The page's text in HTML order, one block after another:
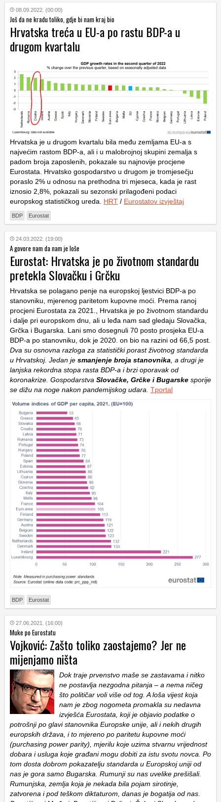
08.09.2022. (00:00)
Još da ne kradu toliko, gdje bi nam kraj bio
Hrvatska treća u EU-a po rastu BDP-a u
drugom kvartalu
Hrvatska je u drugom kvartalu bila među zemljama EU-a s
najvećim rastom BDP-a, ali i u malobrojnoj skupini zemalja s
padom broja zaposlenih, pokazale su najnovije procjene
Eurostata. Hrvatsko gospodarstvo u drugom je tromjesečju
poraslo 2% u odnosu na prethodna tri mjeseca, kada je rast
iznosio 2,8%, pokazali su sezonski prilagođeni podaci
europskog statističkog ureda. HRT / Eurostatov izvještaj
BDP Eurostat
24.03.2022. (19:00)
A govore nam da nam je loše
Eurostat: Hrvatska je po životnom standardu
pretekla Slovačku i Grčku
Hrvatska se polagano penje na europskoj ljestvici BDP-a po
stanovniku, mjerenog paritetom kupovne moći. Prema ranoj
procjeni Eurostata za 2021., Hrvatska je po životnom standardu
i dalje pri europskom dnu, ali u leđa nam sad gledaju Slovačka,
Grčka i Bugarska. Lani smo dosegnuli 70 posto prosjeka EU-a
BDP-a po stanovniku, dok je 2020. on bio na razini od 66,5 post.
Dva su osnovna razloga za statistički porast životnog standarda
u Hrvatskoj. Jedan je smanjenje broja stanovnika , a drugi je
lanjska rekordna stopa rasta BDP-a i brzi oporavak od
koronakrize. Gospodarstva Slovačke, Grčke i Bugarske sporije
se dižu na noge nakon pandemijskog udara. Tportal
BDP Eurostat
27.06.2021. (16:00)
Muke po Eurostatu
Vojković: Zašto toliko zaostajemo? Jer ne
mijenjamo ništa
Dok traje prvenstvo maše se zastavama i nitko
ne postavlja nezgodna pitanja – a nema ničeg
što političar voli više od tog. A loša vijest koja
nam je zbog nogometa promakla su nedavna
izvješća Eurostata, koji je objavio podatke o
potrošnji po glavi stanovnika Europske unije, ali i nekih drugih
europskih država, i to mjereno po paritetu kupovne moći
(purchasing power parity), mjerilu koje uzima stvarnu vrijednost
dobara i usluga koje građani mogu dobiti za istu svotu novca. Po
tom dosta dobrom pokazatelju standarda u Europskoj uniji od
nas je gora samo Bugarska. Rumunji su nas uvelike prešišali.
Rumunjska, zemlja koja je nekada bila pojam sirotinje,
zatvorena i pod teškom diktaturom, danas je bogatija od nas.